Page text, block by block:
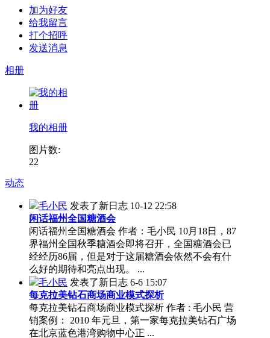
加为好友
给我留言
打个招呼
发送消息
相册
我的相册
图片数:
22
动态
毛小民 发表了新日志 10-12 22:58
闲话福州全国糖酒会
闲话福州全国糖酒会 作者：毛小民 10月18日，87
界福州全国秋季糖酒会即将召开，全国糖酒会已
经经历86届，但是对于这届糖酒会依然不会有什
么好的期待和亮点出现。 ...
毛小民 发表了新日志 6-6 15:07
每克拉美钻石商场商业模式探析
每克拉美钻石商场商业模式探析 作者 : 毛小民 营
销案例： 2010 年元旦，第一家每克拉美钻石广场
在北京蓝色港湾购物中心正 ...